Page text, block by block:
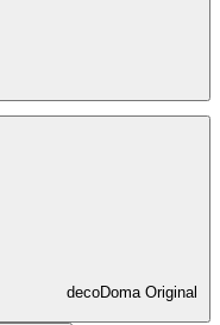
decoDoma Original